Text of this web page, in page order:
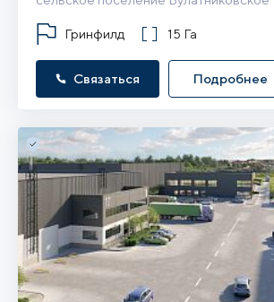
Гринфилд 15 Га
Связаться Подробнее